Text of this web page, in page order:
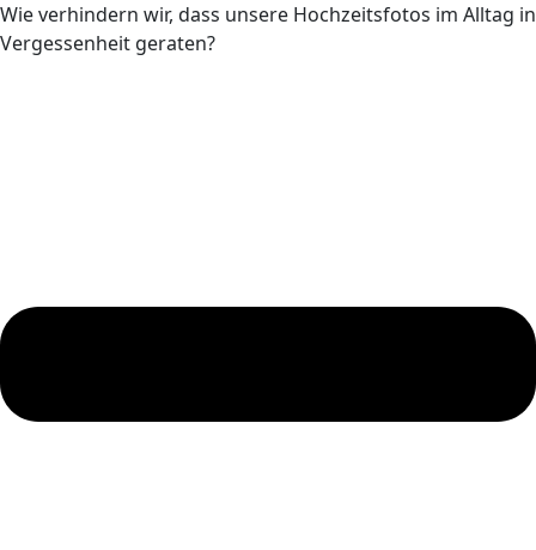
Wie verhindern wir, dass unsere Hochzeitsfotos im Alltag in
Vergessenheit geraten?